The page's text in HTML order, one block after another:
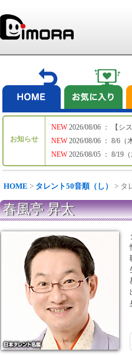
お知らせ
NEW
NEW
NEW
2026/08/06 ： 【シ
2026/08/06 ： 8/6
2026/08/05 ： 8/19
HOME > タレント50音順（し） > タ
春風亭 昇太